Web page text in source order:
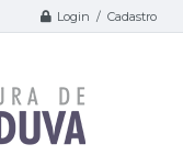
Login / Cadastro